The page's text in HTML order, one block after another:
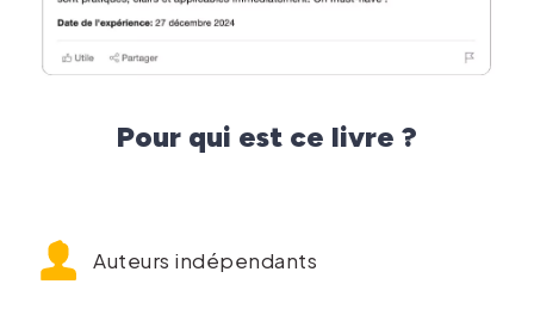
Pour qui est ce livre ?
Auteurs indépendants